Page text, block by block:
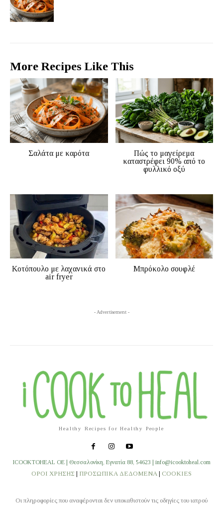
More Recipes Like This
Σαλάτα με καρότα
Πώς το μαγείρεμα
καταστρέφει 90% από το
φυλλικό οξύ
Κοτόπουλο με λαχανικά στο
air fryer
Μπρόκολο σουφλέ
- Advertisement -
Healthy Recipes for Healthy People
ICOOKTOHEAL OE | Θεσσαλονίκη, Εγνατία 88, 54623 | info@icooktoheal.com
ΟΡΟΙ ΧΡΗΣΗΣ | ΠΡΟΣΩΠΙΚΑ ΔΕΔΟΜΕΝΑ | COOKIES
Οι πληροφορίες που αναφέρονται δεν υποκαθιστούν τις οδηγίες του ιατρού